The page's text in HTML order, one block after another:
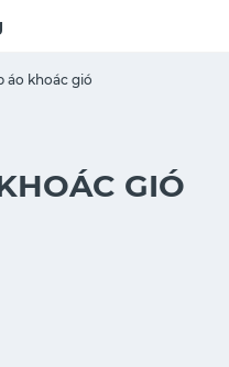
áo khoác gió
GIÓ